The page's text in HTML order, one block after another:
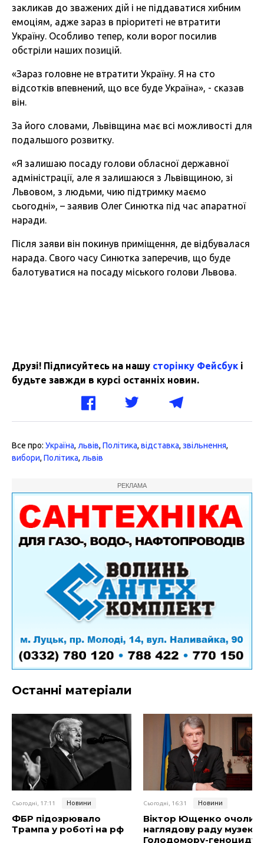
закликав до зважених дій і не піддаватися хибним
емоціям, адже зараз в пріоритеті не втратити
Україну. Особливо тепер, коли ворог посилив
обстріли наших позицій.
«Зараз головне не втратити Україну. Я на сто
відсотків впевнений, що все буде Україна», - сказав
він.
За його словами, Львівщина має всі можливості для
подальшого розвитку.
«Я залишаю посаду голови обласної державної
адміністрації, але я залишаюся з Львівщиною, зі
Львовом, з людьми, чию підтримку маємо
сьогодні», – заявив Олег Синютка під час апаратної
наради.
Після заяви він покинув приміщення, де відбувалася
нарада. Свого часу Синютка заперечив, що буде
балотуватися на посаду міського голови Львова.
Друзі! Підписуйтесь на нашу сторінку Фейсбук і
будьте завжди в курсі останніх новин.
Все про: Україна, львів, Політика, відставка, звільнення,
вибори, Політика, львів
РЕКЛАМА
Останні матеріали
Сьогодні, 17:11 Новини
ФБР підозрювало
Трампа у роботі на рф
Сьогодні, 16:31 Новини
Віктор Ющенко очолив
наглядову раду музею
Голодомору-геноциду